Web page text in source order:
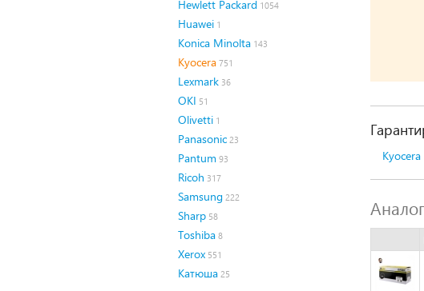
Hewlett Packard 1054
Huawei 1
Konica Minolta 143
Kyocera 751
Lexmark 36
OKI 51
Olivetti 1
Panasonic 23
Pantum 93
Ricoh 317
Samsung 222
Sharp 58
Toshiba 8
Xerox 551
Катюша 25
Kyocera